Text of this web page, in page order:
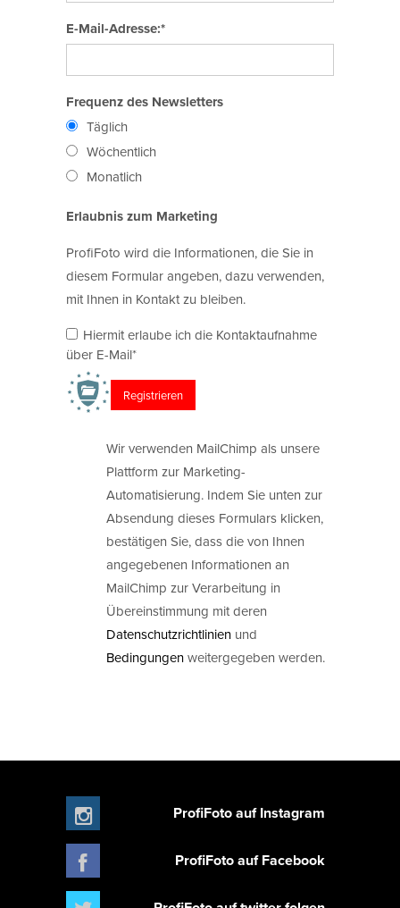
E-Mail-Adresse:*
Frequenz des Newsletters
Täglich
Wöchentlich
Monatlich
Erlaubnis zum Marketing
ProfiFoto wird die Informationen, die Sie in
diesem Formular angeben, dazu verwenden,
mit Ihnen in Kontakt zu bleiben.
Hiermit erlaube ich die Kontaktaufnahme
über E-Mail*
Wir verwenden MailChimp als unsere
Plattform zur Marketing-
Automatisierung. Indem Sie unten zur
Absendung dieses Formulars klicken,
bestätigen Sie, dass die von Ihnen
angegebenen Informationen an
MailChimp zur Verarbeitung in
Übereinstimmung mit deren
Datenschutzrichtlinien und
Bedingungenweitergegeben werden.
ProfiFoto auf Instagram
ProfiFoto auf Facebook